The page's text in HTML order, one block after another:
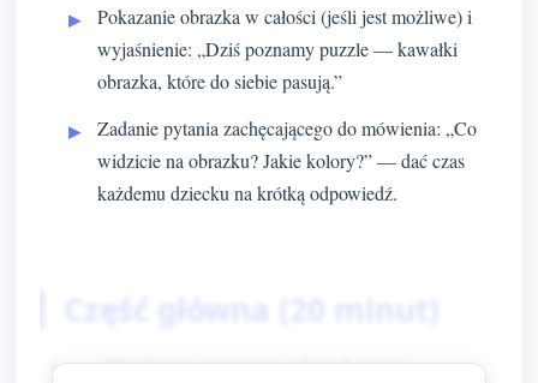
Pokazanie obrazka w całości (jeśli jest możliwe) i
wyjaśnienie: „Dziś poznamy puzzle — kawałki
obrazka, które do siebie pasują.”
Zadanie pytania zachęcającego do mówienia: „Co
widzicie na obrazku? Jakie kolory?” — dać czas
każdemu dziecku na krótką odpowiedź.
Część główna (20 minut)
Eksploracja elementów (około 5 minut)